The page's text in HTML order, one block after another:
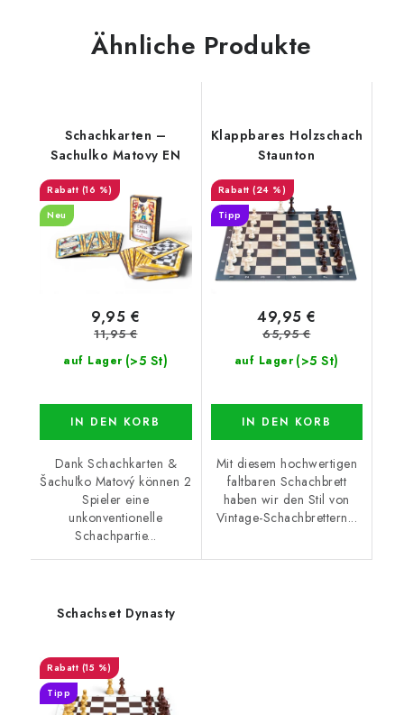
Ähnliche Produkte
Schachkarten –
Sachulko Matovy EN
(16 %)
Neu
auf Lager (>5 St)
9,95 €
11,95 €
IN DEN KORB
Dank Schachkarten &
Šachuľko Matový können 2
Spieler eine
unkonventionelle
Schachpartie...
Klappbares Holzschach
Staunton
(24 %)
Tipp
auf Lager (>5 St)
49,95 €
65,95 €
IN DEN KORB
Mit diesem hochwertigen
faltbaren Schachbrett
haben wir den Stil von
Vintage-Schachbrettern...
Schachset Dynasty
(15 %)
Tipp